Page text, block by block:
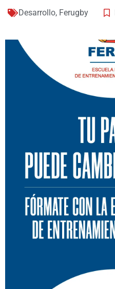
Desarrollo, Ferugby